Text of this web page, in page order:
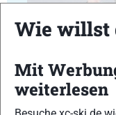
Wie willst
Mit
weiterlesen